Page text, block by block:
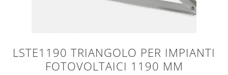
LSTE1190 TRIANGOLO PER IMPIANTI
FOTOVOLTAICI 1190 MM